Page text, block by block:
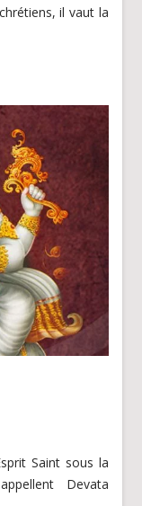
il vaut la
Saint sous la
Devata